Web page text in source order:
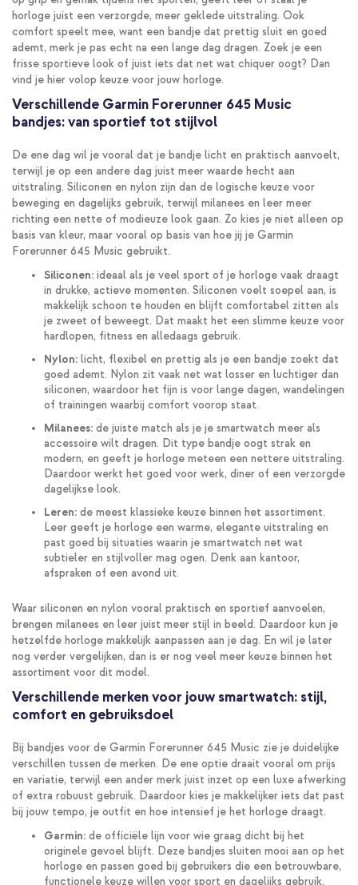
horloge juist een verzorgde, meer geklede uitstraling. Ook
comfort speelt mee, want een bandje dat prettig sluit en goed
ademt, merk je pas echt na een lange dag dragen. Zoek je een
frisse sportieve look of juist iets dat net wat chiquer oogt? Dan
vind je hier volop keuze voor jouw horloge.
Verschillende Garmin Forerunner 645 Music
bandjes: van sportief tot stijlvol
De ene dag wil je vooral dat je bandje licht en praktisch aanvoelt,
terwijl je op een andere dag juist meer waarde hecht aan
uitstraling. Siliconen en nylon zijn dan de logische keuze voor
beweging en dagelijks gebruik, terwijl milanees en leer meer
richting een nette of modieuze look gaan. Zo kies je niet alleen op
basis van kleur, maar vooral op basis van hoe jij je Garmin
Forerunner 645 Music gebruikt.
Siliconen: ideaal als je veel sport of je horloge vaak draagt
in drukke, actieve momenten. Siliconen voelt soepel aan, is
makkelijk schoon te houden en blijft comfortabel zitten als
je zweet of beweegt. Dat maakt het een slimme keuze voor
hardlopen, fitness en alledaags gebruik.
Nylon: licht, flexibel en prettig als je een bandje zoekt dat
goed ademt. Nylon zit vaak net wat losser en luchtiger dan
siliconen, waardoor het fijn is voor lange dagen, wandelingen
of trainingen waarbij comfort voorop staat.
Milanees: de juiste match als je je smartwatch meer als
accessoire wilt dragen. Dit type bandje oogt strak en
modern, en geeft je horloge meteen een nettere uitstraling.
Daardoor werkt het goed voor werk, diner of een verzorgde
dagelijkse look.
Leren: de meest klassieke keuze binnen het assortiment.
Leer geeft je horloge een warme, elegante uitstraling en
past goed bij situaties waarin je smartwatch net wat
subtieler en stijlvoller mag ogen. Denk aan kantoor,
afspraken of een avond uit.
Waar siliconen en nylon vooral praktisch en sportief aanvoelen,
brengen milanees en leer juist meer stijl in beeld. Daardoor kun je
hetzelfde horloge makkelijk aanpassen aan je dag. En wil je later
nog verder vergelijken, dan is er nog veel meer keuze binnen het
assortiment voor dit model.
Verschillende merken voor jouw smartwatch: stijl,
comfort en gebruiksdoel
Bij bandjes voor de Garmin Forerunner 645 Music zie je duidelijke
verschillen tussen de merken. De ene optie draait vooral om prijs
en variatie, terwijl een ander merk juist inzet op een luxe afwerking
of extra robuust gebruik. Daardoor kies je makkelijker iets dat past
bij jouw tempo, je outfit en hoe intensief je het horloge draagt.
Garmin: de officiële lijn voor wie graag dicht bij het
originele gevoel blijft. Deze bandjes sluiten mooi aan op het
horloge en passen goed bij gebruikers die een betrouwbare,
functionele keuze willen voor sport en dagelijks gebruik.